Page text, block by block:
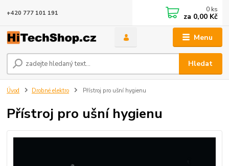
Menu
Hledat
+420 777 101 191 0 ks
za 0,00 Kč
Úvod Drobné elektro Přístroj pro ušní hygienu
Přístroj pro ušní hygienu